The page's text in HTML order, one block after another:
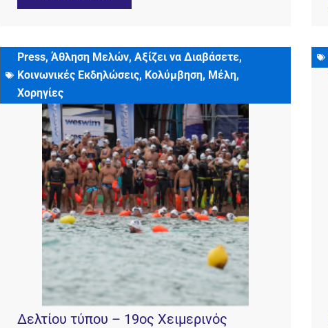
Press,Άθληση Μελών,Αξίζει να Διαβάσετε,
Κοινωνικές Εκδηλώσεις, Κολύμβηση, Μέλη,
Χορηγίες
11 Δεκεμβρίου, 2024
Δελτίου τύπου – 19ος Χειμερινός